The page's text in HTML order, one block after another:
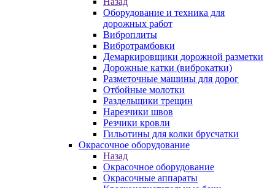
Оборудование и техника для
дорожных работ
Виброплиты
Вибротрамбовки
Демаркировщики дорожной разметки
Дорожные катки (виброкатки)
Разметочные машины для дорог
Отбойные молотки
Раздельщики трещин
Нарезчики швов
Резчики кровли
Гильотины для колки брусчатки
Окрасочное оборудование
Назад
Окрасочное оборудование
Окрасочные аппараты